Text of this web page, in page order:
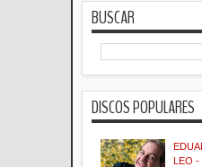
BUSCAR
DISCOS POPULARES
LEO -